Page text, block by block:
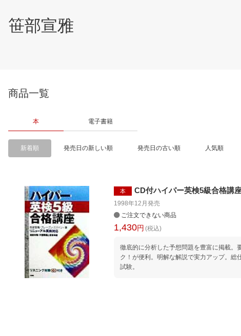
笹部宣雅
商品一覧
本 電子書籍
新着順 発売日の新しい順 発売日の古い順 人気順
本 CD付ハイパー英検5級合格講
1998年12月発売
ご注文できない商品
1,430円 (税込)
徹底的に分析した予想問題を豊富に掲載。
ク！が便利。明解な解説で実力アップ。総
試験。